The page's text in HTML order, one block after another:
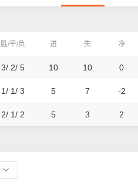
胜/平/负 进 失 净
3/ 2/ 5 10 10 0
1/ 1/ 3 5 7 -2
2/ 1/ 2 5 3 2